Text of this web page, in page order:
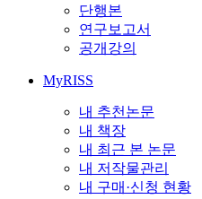
단행본
연구보고서
공개강의
MyRISS
내 추천논문
내 책장
내 최근 본 논문
내 저작물관리
내 구매·신청 현황